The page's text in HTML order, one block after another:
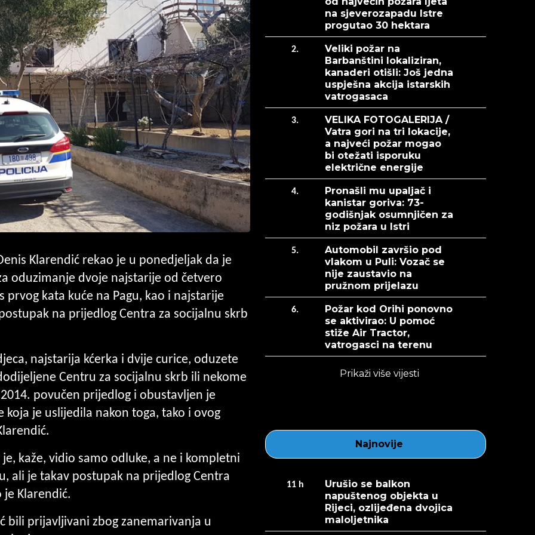
Klarendić rekao je u ponedjeljak da je
oduzimanje dvoje najstarije od četvero
prvog kata kuće na Pagu, kao i najstarije
na prijedlog Centra za socijalnu skrb
najstarija kćerka i dvije curice, oduzete
Centru za socijalnu skrb ili nekome
povučen prijedlog i obustavljen je
je uslijedila nakon toga, tako i ovog
kaže, vidio samo odluke, a ne i kompletni
ali je takav postupak na prijedlog Centra
Klarendić.
bili prijavljivani zbog zanemarivanja u
na sjeverozapadu Istre
progutao 30 hektara
2.
Veliki požar na
Barbanštini lokaliziran,
kanaderi otišli: Još jedna
uspješna akcija istarskih
vatrogasaca
3.
VELIKA FOTOGALERIJA /
Vatra gori na tri lokacije,
a najveći požar mogao
bi otežati isporuku
električne energije
4.
Pronašli mu upaljač i
kanistar goriva: 73-
godišnjak osumnjičen za
niz požara u Istri
5.
Automobil završio pod
vlakom u Puli: Vozač se
nije zaustavio na
pružnom prijelazu
6.
Požar kod Orihi ponovno
se aktivirao: U pomoć
stiže Air Tractor,
vatrogasci na terenu
Prikaži više vijesti
Najnovije
11 h
Urušio se balkon
napuštenog objekta u
Rijeci, ozlijeđena dvojica
maloljetnika